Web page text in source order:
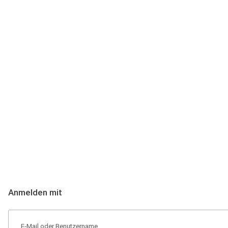
Anmelden mit